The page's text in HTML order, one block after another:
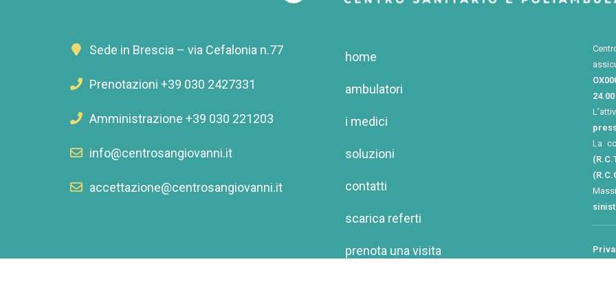
Sede in Brescia – via Cefalonia n.77
Prenotazioni +39 030 2427331
Amministrazione +39 030 221203
info@centrosangiovanni.it
accettazione@centrosangiovanni.it
home
ambulatori
i medici
soluzioni
contatti
scarica referti
prenota una visita
La